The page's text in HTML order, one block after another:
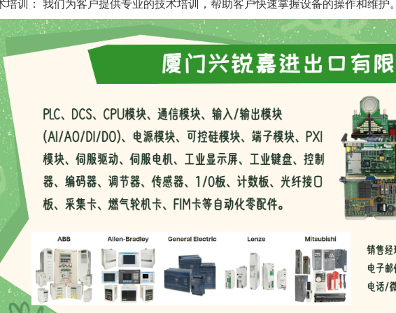
培训： 我们为客户提供专业的技术培训，帮助客户快速掌握设备的操作和维护。